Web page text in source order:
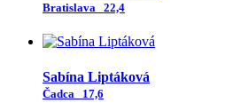
Bratislava 22,4
Sabína Liptáková
Čadca 17,6